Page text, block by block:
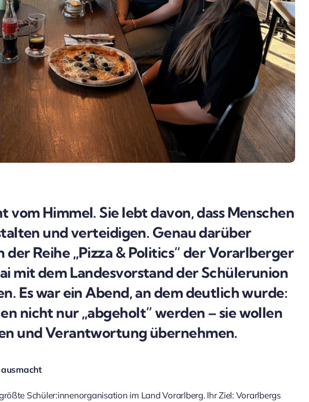
Himmel. Sie lebt davon, dass Menschen
und verteidigen. Genau darüber
Reihe „Pizza & Politics“ der Vorarlberger
mit dem Landesvorstand der Schülerunion
Es war ein Abend, an dem deutlich wurde:
nicht nur „abgeholt“ werden – sie wollen
und Verantwortung übernehmen.
Schüler:innenorganisation im Land Vorarlberg. Ihr Ziel: Vorarlbergs